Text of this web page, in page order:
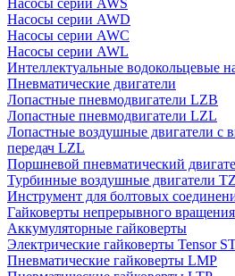
Насосы серии AWS
Насосы серии AWD
Насосы серии AWC
Насосы серии AWL
Интеллектуальные водокольцевые
Пневматические двигатели
Лопастные пневмодвигатели LZB
Лопастные пневмодвигатели LZL
Лопастные воздушные двигатели с
передач LZL
Поршневой пневматический
Турбинные воздушные двигатели
Инструмент для болтовых
Гайковерты непрерывного вращения
Аккумуляторные гайковерты
Электрические гайковерты Tensor
Пневматические гайковерты LMP